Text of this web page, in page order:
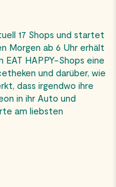
17 Shops und startet
Morgen ab 6 Uhr erhält
HAPPY-Shops eine
und darüber, wie
dass irgendwo ihre
in ihr Auto und
am liebsten